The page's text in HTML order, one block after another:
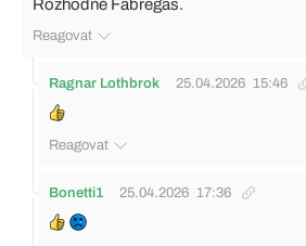
Rozhodně Fabregas.
Reagovat
Ragnar Lothbrok 25.04.2026 15:46
Reagovat
Bonetti1 25.04.2026 17:36